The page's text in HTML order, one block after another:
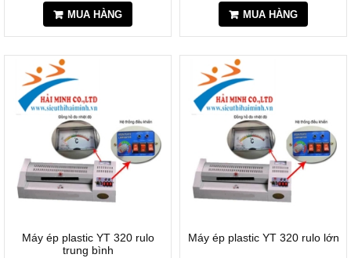
MUA HÀNG MUA HÀNG
Máy ép plastic YT 320 rulo
trung bình
Máy ép plastic YT 320 rulo lớn